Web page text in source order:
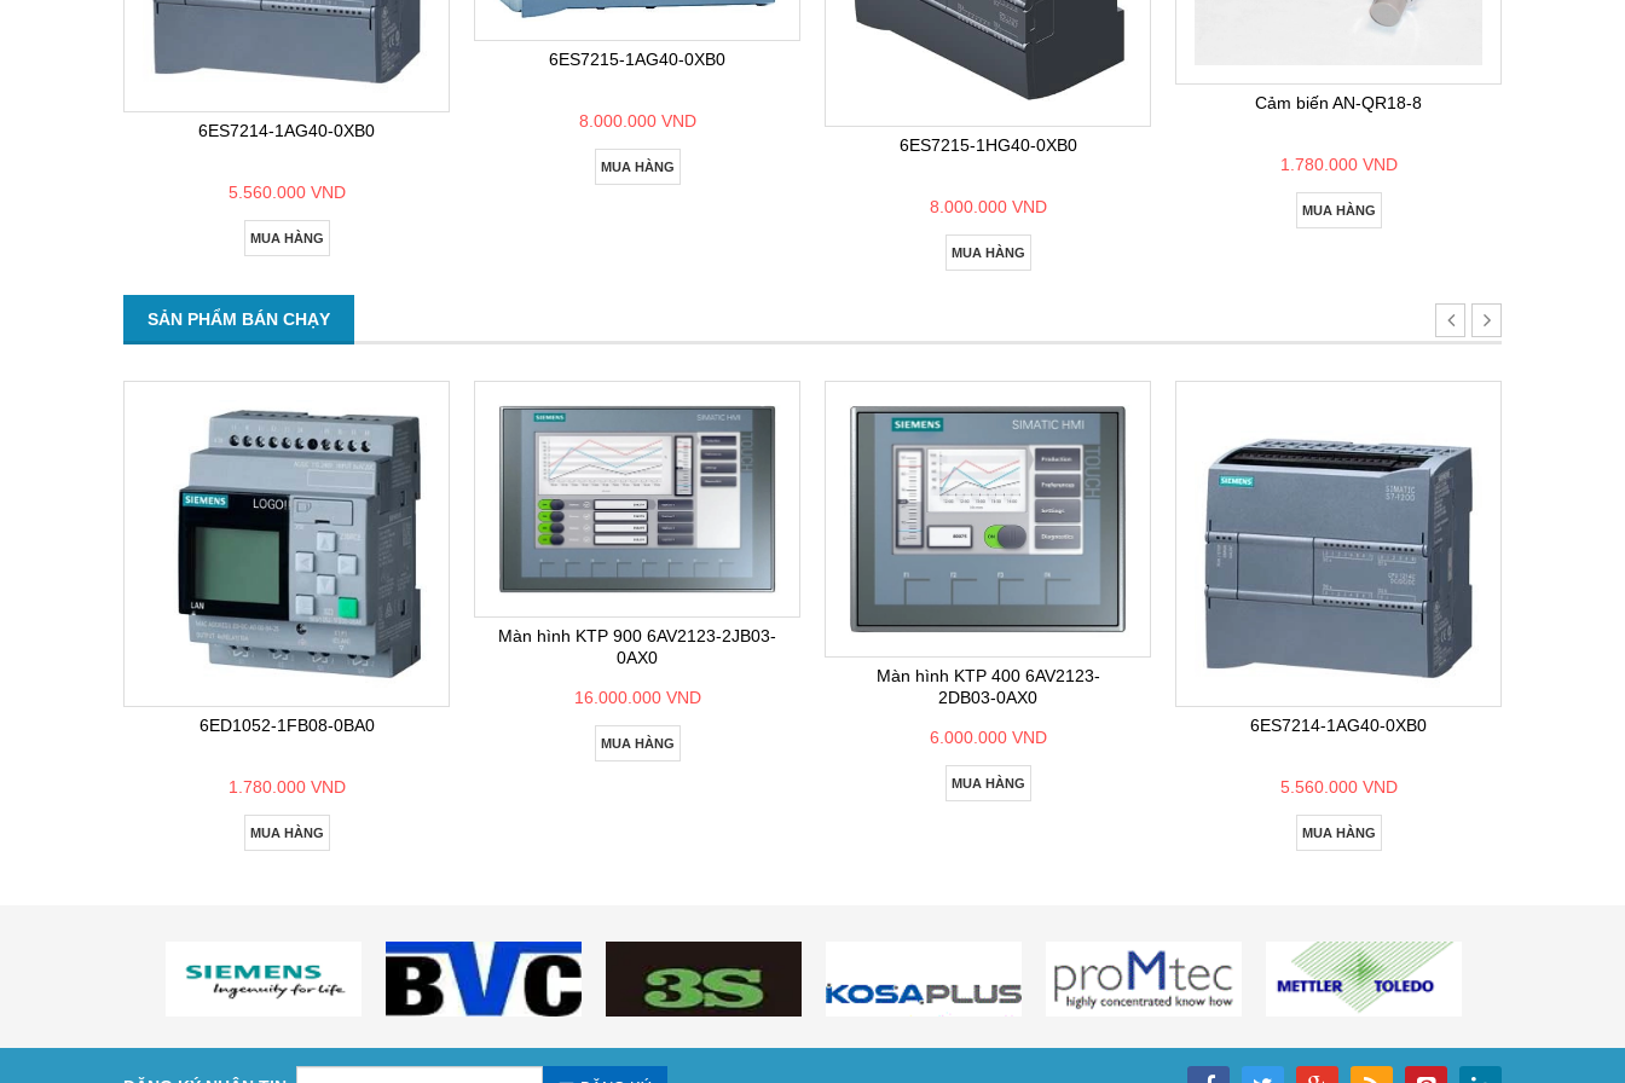
6ES7214-1AG40-0XB0
5.560.000 VND
MUA HÀNG
6ES7215-1AG40-0XB0
8.000.000 VND
MUA HÀNG
6ES7215-1HG40-0XB0
8.000.000 VND
MUA HÀNG
Cảm biến AN-QR18-8
1.780.000 VND
MUA HÀNG
SẢN PHẨM BÁN CHẠY
6ED1052-1FB08-0BA0
1.780.000 VND
MUA HÀNG
Màn hình KTP 900 6AV2123-2JB03-
0AX0
16.000.000 VND
MUA HÀNG
Màn hình KTP 400 6AV2123-
2DB03-0AX0
6.000.000 VND
MUA HÀNG
6ES7214-1AG40-0XB0
5.560.000 VND
MUA HÀNG